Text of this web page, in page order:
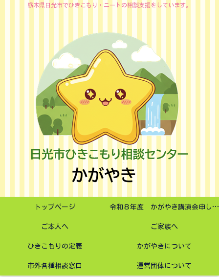
栃木県日光市でひきこもり・ニートの相談支援をしています。
トップページ 令和８年度 かがやき講演会申し込みフォーム
ご本人へ ご家族へ
ひきこもりの定義 かがやきについて
市外各種相談窓口 運営団体について